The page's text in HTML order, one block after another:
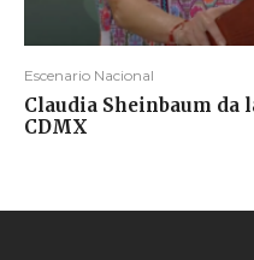
Escenario Nacional
Claudia Sheinbaum da
CDMX